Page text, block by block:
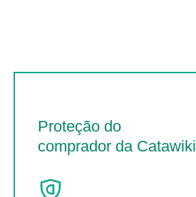
Proteção do
comprador da Catawiki